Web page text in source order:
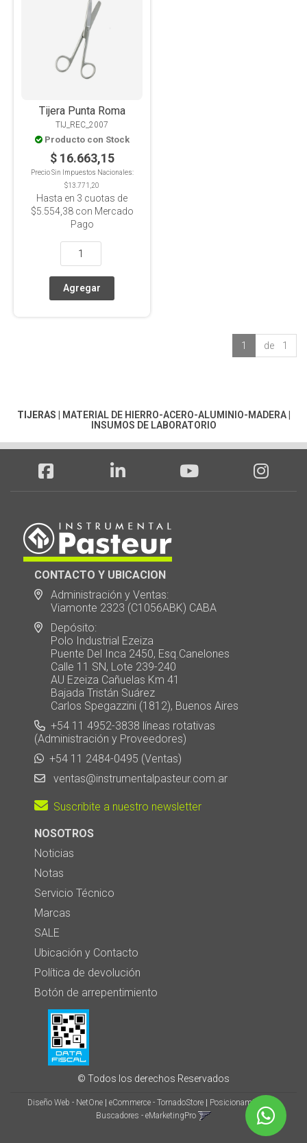
Tijera Punta Roma
TIJ_REC_2007
Producto con Stock
$ 16.663,15
Precio Sin Impuestos Nacionales:
$13.771,20
Hasta en 3 cuotas de
$5.554,38con Mercado
Pago
1 de 1
TIJERAS MATERIAL DE HIERRO-ACERO-ALUMINIO-MADERA|
INSUMOS DE LABORATORIO
CONTACTO Y UBICACION
Administración y Ventas:
Viamonte 2323 (C1056ABK) CABA
Depósito:
Polo Industrial Ezeiza
Puente Del Inca 2450, Esq.Canelones
Calle 11 SN, Lote 239-240
AU Ezeiza Cañuelas Km 41
Bajada Tristán Suárez
Carlos Spegazzini (1812), Buenos Aires
+54 11 4952-3838 líneas rotativas
(Administración y Proveedores)
+54 11 2484-0495 (Ventas)
ventas@instrumentalpasteur.com.ar
Suscribite a nuestro newsletter
NOSOTROS
Noticias
Notas
Servicio Técnico
Marcas
SALE
Ubicación y Contacto
Política de devolución
Botón de arrepentimiento
© Todos los derechos Reservados
Diseño Web - NetOne eCommerce - TornadoStore
Posicionamiento en
Buscadores - eMarketingPro